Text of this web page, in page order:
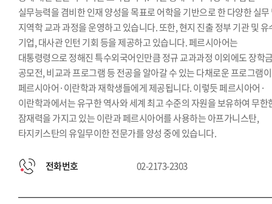
실무능력을 겸비한 인재 양성을 목표로 어학을 기반으로 한 다양한 실무
지역학 교과 과정을 운영하고 있습니다. 또한, 현지 진출 정부 기관 및 유
기업, 대사관 인턴 기회 등을 제공하고 있습니다. 페르시아어는
대통령령으로 정해진 특수외국어인만큼 정규 교과과정 이외에도 장학
공모전, 비교과 프로그램 등 전공을 알아갈 수 있는 다채로운 프로그램이
페르시아어·이란학과 재학생들에게 제공됩니다. 이렇듯 페르시아어·
이란학과에서는 유구한 역사와 세계 최고 수준의 자원을 보유하여 무한
잠재력을 가지고 있는 이란과 페르시아어를 사용하는 아프가니스탄,
타지키스탄의 유일무이한 전문가를 양성 중에 있습니다.
전화번호 02-2173-2303